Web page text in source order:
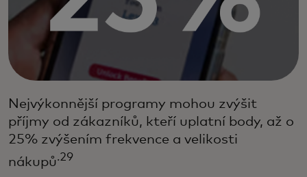
Nejvýkonnější programy mohou zvýšit
příjmy od zákazníků, kteří uplatní body, až o
25% zvýšením frekvence a velikosti
nákupů.29